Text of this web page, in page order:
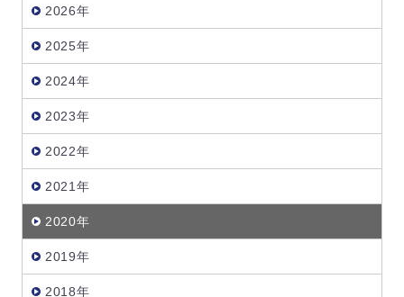
2026年
2025年
2024年
2023年
2022年
2021年
2020年
2019年
2018年